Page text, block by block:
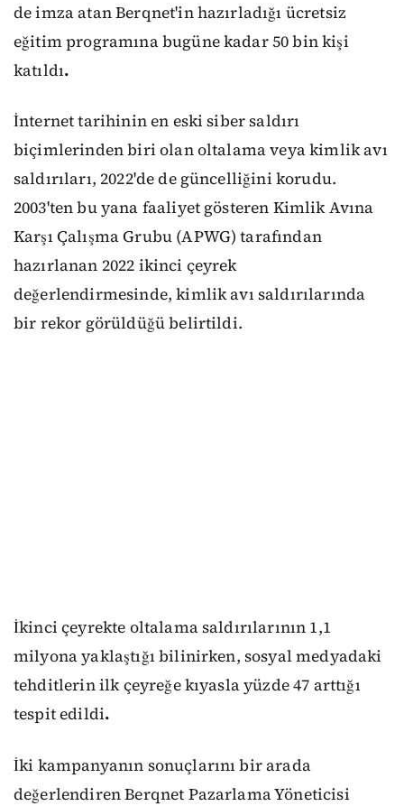
de imza atan Berqnet'in hazırladığı ücretsiz
eğitim programına bugüne kadar 50 bin kişi
katıldı.
İnternet tarihinin en eski siber saldırı
biçimlerinden biri olan oltalama veya kimlik avı
saldırıları, 2022'de de güncelliğini korudu.
2003'ten bu yana faaliyet gösteren Kimlik Avına
Karşı Çalışma Grubu (APWG) tarafından
hazırlanan 2022 ikinci çeyrek
değerlendirmesinde, kimlik avı saldırılarında
bir rekor görüldüğü belirtildi.
İkinci çeyrekte oltalama saldırılarının 1,1
milyona yaklaştığı bilinirken, sosyal medyadaki
tehditlerin ilk çeyreğe kıyasla yüzde 47 arttığı
tespit edildi.
İki kampanyanın sonuçlarını bir arada
değerlendiren Berqnet Pazarlama Yöneticisi